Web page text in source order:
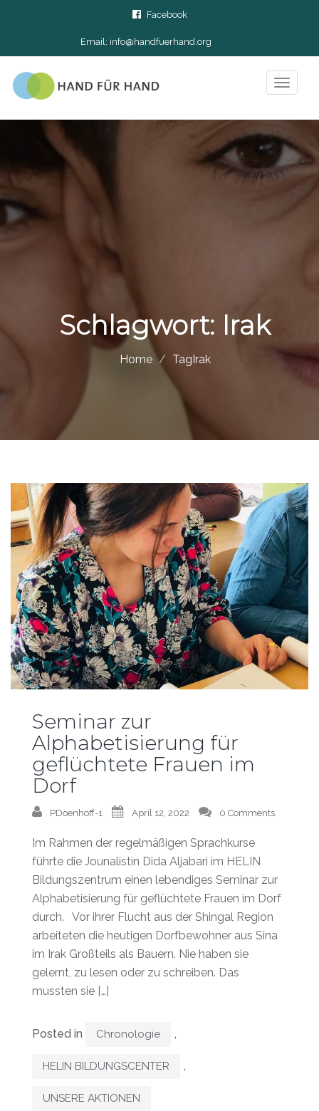
Facebook
Email: info@handfuerhand.org
Schlagwort: Irak
Home TagIrak
Seminar zur
Alphabetisierung für
geflüchtete Frauen im
Dorf
PDoenhoff-1 April 12, 2022 0 Comments
Im Rahmen der regelmäßigen Sprachkurse
führte die Jounalistin Dida Aljabari im HELIN
Bildungszentrum einen lebendiges Seminar zur
Alphabetisierung für geflüchtete Frauen im Dorf
durch. Vor ihrer Flucht aus der Shingal Region
arbeiteten die heutigen Dorfbewohner aus Sina
im Irak Großteils als Bauern. Nie haben sie
gelernt, zu lesen oder zu schreiben. Das
mussten sie […]
Posted in Chronologie ,
HELIN BILDUNGSCENTER ,
UNSERE AKTIONEN